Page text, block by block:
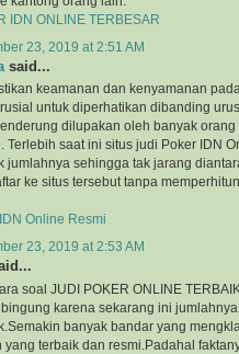
IDN ONLINE TERBESAR
23, 2019 at 2:51 AM
said...
keamanan dan kenyamanan
untuk diperhatikan dibanding
dilupakan oleh banyak
Terlebih saat ini situs judi Poker IDN
jumlahnya sehingga tak jarang
ke situs tersebut tanpa
Online Resmi
23, 2019 at 2:53 AM
soal JUDI POKER ONLINE
karena sekarang ini
banyak bandar yang
yang terbaik dan resmi.Padahal